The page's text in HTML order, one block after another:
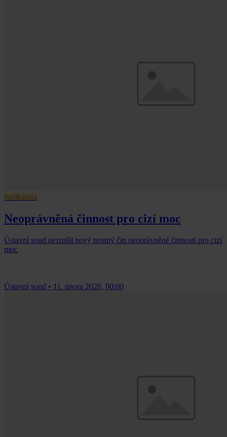
Judikatura
Neoprávněná činnost pro cizí moc
Ústavní soud nezrušil nový trestný čin neoprávněné činnosti pro cizí
moc
Ústavní soud • 11. února 2026, 00:00